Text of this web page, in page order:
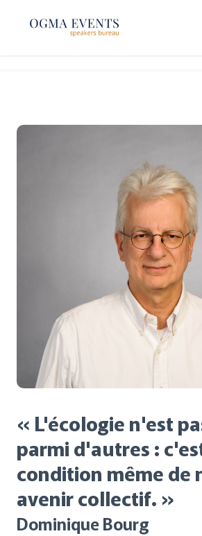
« L'écologie n'est
parmi d'autres :
condition même de
avenir collectif. »
Dominique Bourg